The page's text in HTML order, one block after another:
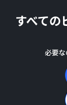
すべて
必要な